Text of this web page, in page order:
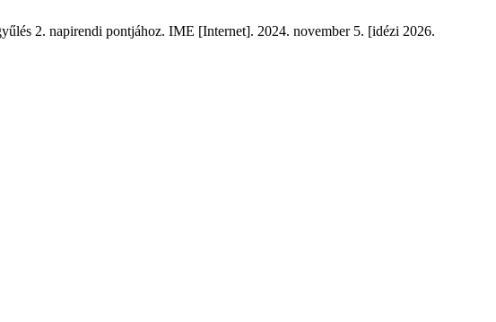
2. napirendi pontjához. IME [Internet]. 2024. november 5. [idézi 2026.